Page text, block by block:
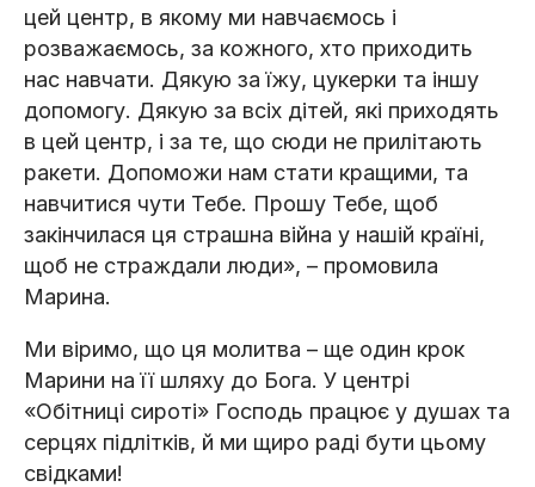
цей центр, в якому ми навчаємось і
розважаємось, за кожного, хто приходить
нас навчати. Дякую за їжу, цукерки та іншу
допомогу. Дякую за всіх дітей, які приходять
в цей центр, і за те, що сюди не прилітають
ракети. Допоможи нам стати кращими, та
навчитися чути Тебе. Прошу Тебе, щоб
закінчилася ця страшна війна у нашій країні,
щоб не страждали люди», – промовила
Марина.
Ми віримо, що ця молитва – ще один крок
Марини на її шляху до Бога. У центрі
«Обітниці сироті» Господь працює у душах та
серцях підлітків, й ми щиро раді бути цьому
свідками!